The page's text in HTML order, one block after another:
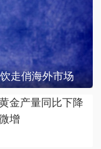
走俏海外市场
金产量同比下降
增